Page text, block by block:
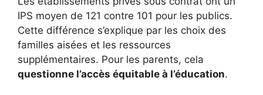
IPS moyen de 121 contre 101 pour les publics.
Cette différence s’explique par les choix des
familles aisées et les ressources
supplémentaires. Pour les parents, cela
questionne l’accès équitable à l’éducation.